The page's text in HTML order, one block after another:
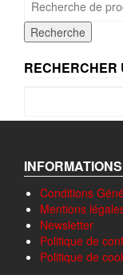
pour :
Recherche
RECHERCHER
Conditions
Mentions
Newsletter
Politique de
Politique de